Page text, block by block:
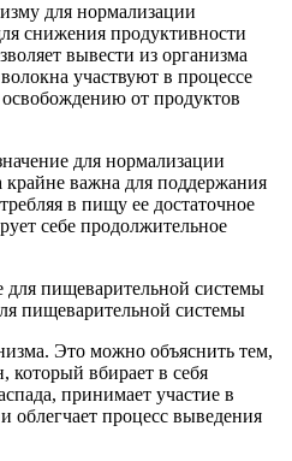
для нормализации
снижения продуктивности
вывести из организма
участвуют в процессе
от продуктов
для нормализации
важна для поддержания
в пищу ее достаточное
себе продолжительное
пищеварительной системы
Это можно объяснить тем,
который вбирает в себя
принимает участие в
процесс выведения